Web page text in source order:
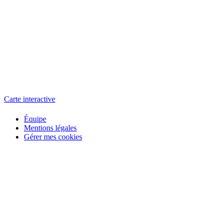
Carte interactive
Équipe
Mentions légales
Gérer mes cookies